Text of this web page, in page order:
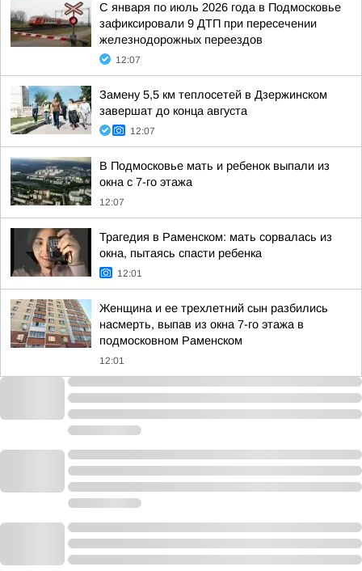
С января по июль 2026 года в Подмосковье
зафиксировали 9 ДТП при пересечении
железнодорожных переездов
12:07
Замену 5,5 км теплосетей в Дзержинском
завершат до конца августа
12:07
В Подмосковье мать и ребенок выпали из
окна с 7-го этажа
12:07
Трагедия в Раменском: мать сорвалась из
окна, пытаясь спасти ребенка
12:01
Женщина и ее трехлетний сын разбились
насмерть, выпав из окна 7-го этажа в
подмосковном Раменском
12:01